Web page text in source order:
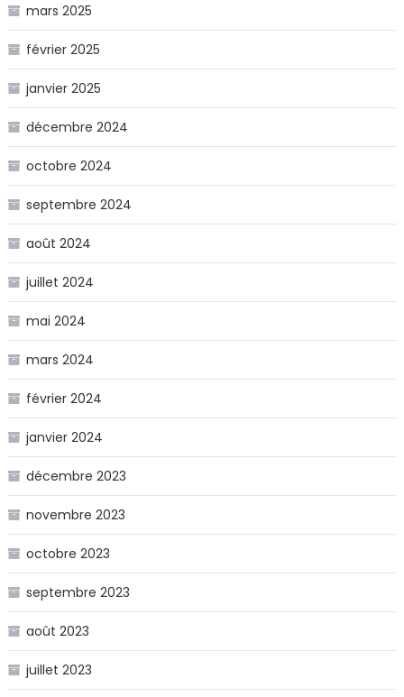
mars 2025
février 2025
janvier 2025
décembre 2024
octobre 2024
septembre 2024
août 2024
juillet 2024
mai 2024
mars 2024
février 2024
janvier 2024
décembre 2023
novembre 2023
octobre 2023
septembre 2023
août 2023
juillet 2023